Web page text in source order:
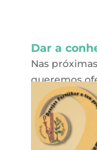
Dar a
Nas próximas
queremos
Alegria, em
se
Pastor, a